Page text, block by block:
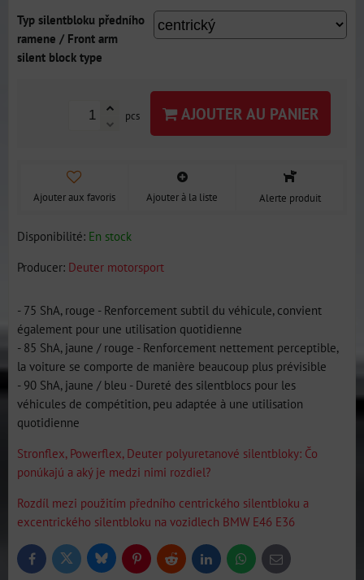
Typ silentbloku předního
ramene / Front arm
silent block type
pcs AJOUTER AU PANIER
Ajouter aux favoris Ajouter à la liste Alerte produit
Disponibilité: En stock
Producer: Deuter motorsport
- 75 ShA, rouge - Renforcement subtil du véhicule, convient
également pour une utilisation quotidienne
- 85 ShA, jaune / rouge - Renforcement nettement perceptible,
la voiture se comporte de manière beaucoup plus prévisible
- 90 ShA, jaune / bleu - Dureté des silentblocs pour les
véhicules de compétition, peu adaptée à une utilisation
quotidienne
Stronflex, Powerflex, Deuter polyuretanové silentbloky: Čo
ponúkajú a aký je medzi nimi rozdiel?
Rozdíl mezi použitím předního centrického silentbloku a
excentrického silentbloku na vozidlech BMW E46 E36
FacebookTwitter BlueskyPinterestReddit LinkedInWhatsApp
E-
mail